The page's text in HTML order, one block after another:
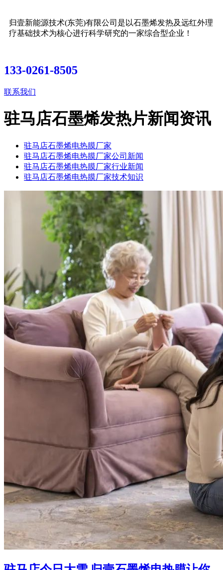
归壹新能源技术(东莞)有限公司是以石墨烯发热及远红外理
疗基础技术为核心进行科学研究的一家综合型企业！
133-0261-8505
联系我们
驻马店石墨烯发热片新闻资讯
驻马店石墨烯电热膜厂家
驻马店石墨烯电热膜厂家公司新闻
驻马店石墨烯电热膜厂家行业新闻
驻马店石墨烯电热膜厂家技术知识